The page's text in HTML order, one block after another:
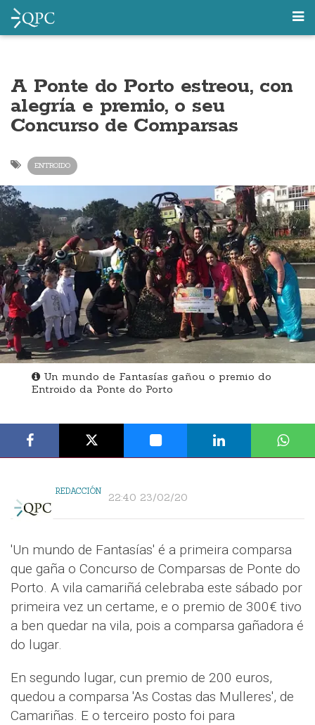
A Ponte do Porto estreou, con
alegría e premio, o seu
Concurso de Comparsas
ENTROIDO
Un mundo de Fantasías gañou o premio do
Entroido da Ponte do Porto
REDACCIÓN 22:40 23/02/20
'Un mundo de Fantasías' é a primeira comparsa
que gaña o Concurso de Comparsas de Ponte do
Porto. A vila camariñá celebraba este sábado por
primeira vez un certame, e o premio de 300€ tivo
a ben quedar na vila, pois a comparsa gañadora é
do lugar.
En segundo lugar, cun premio de 200 euros,
quedou a comparsa 'As Costas das Mulleres', de
Camariñas. E o terceiro posto foi para